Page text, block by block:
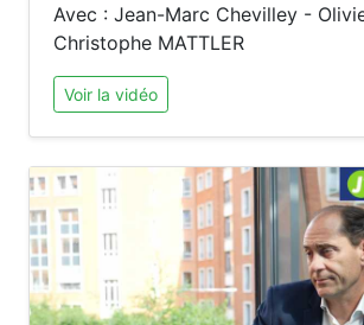
Avec : Jean-Marc Chevilley -
Christophe MATTLER
Voir la vidéo